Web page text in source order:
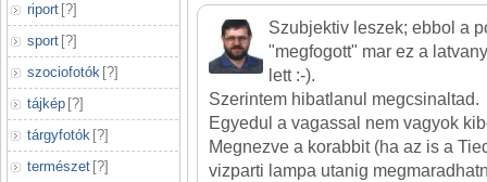
riport [?]
sport [?]
szociofotók [?]
tájkép [?]
tárgyfotók [?]
természet [?]
Szubjektiv leszek; ebbol a
"megfogott" mar ez a
lett :-).
Szerintem hibatlanul megcsinaltad.
Egyedul a vagassal nem vagyok
Megnezve a korabbit (ha az is a
vizparti lampa utanig